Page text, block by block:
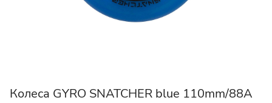
Колеса GYRO SNATCHER blue 110mm/88A